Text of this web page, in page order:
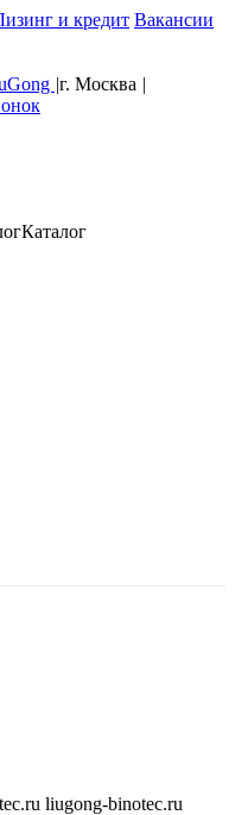
и кредит Вакансии
|г. Москва |
Каталог
liugong-binotec.ru